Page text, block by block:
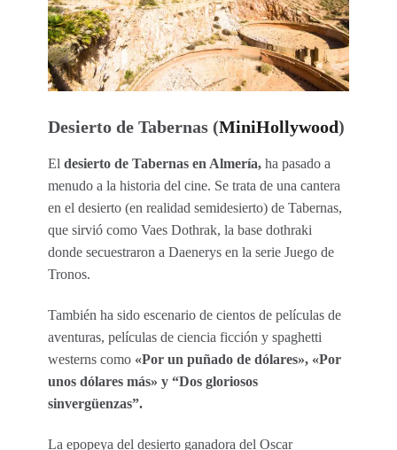
Desierto de Tabernas (MiniHollywood)
El desierto de Tabernas en Almería, ha pasado a
menudo a la historia del cine. Se trata de una cantera
en el desierto (en realidad semidesierto) de Tabernas,
que sirvió como Vaes Dothrak, la base dothraki
donde secuestraron a Daenerys en la serie Juego de
Tronos.
También ha sido escenario de cientos de películas de
aventuras, películas de ciencia ficción y spaghetti
westerns como «Por un puñado de dólares», «Por
unos dólares más» y “Dos gloriosos
sinvergüenzas”.
La epopeya del desierto ganadora del Oscar